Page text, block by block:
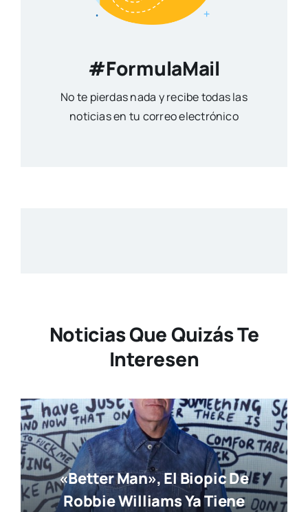
#FormulaMail
No te pierdas nada y recibe todas las
noticias en tu correo electrónico
Noticias Que Quizás Te
Interesen
«Better Man», El Biopic De
Robbie Williams Ya Tiene